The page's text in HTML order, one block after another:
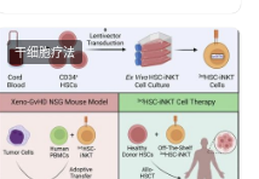
干细胞疗法